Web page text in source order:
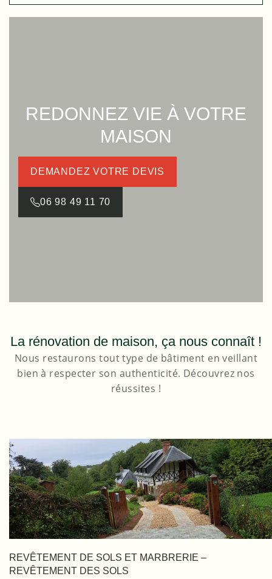
REDONNEZ VIE À VOTRE
MAISON
DEMANDEZ VOTRE DEVIS
06 98 49 11 70
La rénovation de maison, ça nous connaît !
Nous restaurons tout type de bâtiment en veillant
bien à respecter son authenticité. Découvrez nos
réussites !
REVÊTEMENT DE SOLS ET MARBRERIE –
REVÊTEMENT DES SOLS